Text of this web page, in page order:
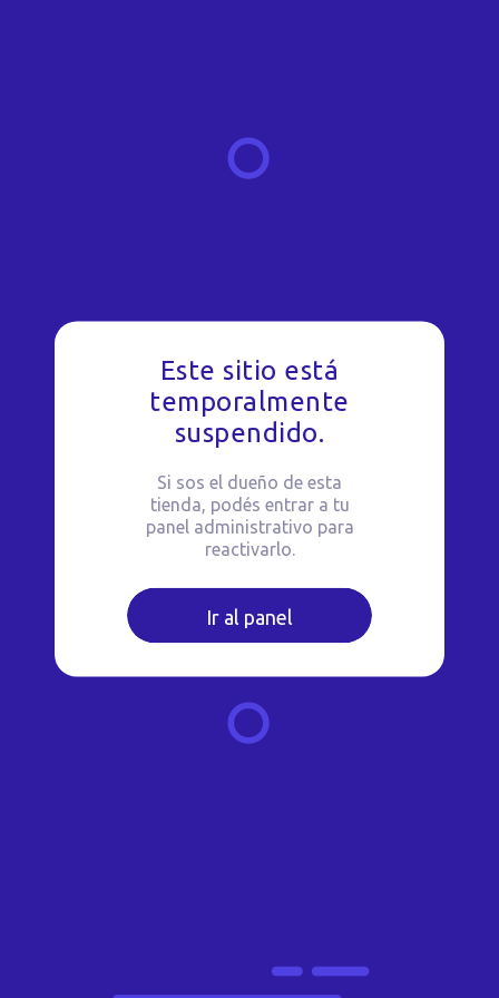
Este sitio está
temporalmente
suspendido.
Si sos el dueño de esta
tienda, podés entrar a tu
panel administrativo para
reactivarlo.
Ir al panel